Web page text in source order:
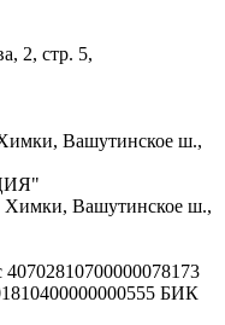
2, стр. 5,
Вашутинское ш.,
Химки, Вашутинское ш.,
БИК